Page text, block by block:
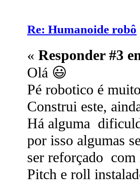
Re: Humanoide robô
« Responder #3
Olá 😃
Pé robotico é
Construi este,
Há alguma
por isso algumas
ser reforçado
Pitch e roll